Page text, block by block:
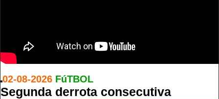
02-08-2026 FúTBOL
Segunda derrota consecutiva